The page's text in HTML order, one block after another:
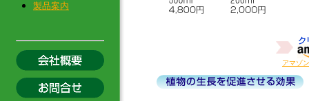
製品案内
アマゾ